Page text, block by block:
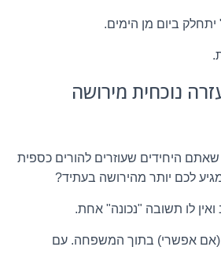
יתחלק ביום מן הימים.
נוכחית מירושה
שאתם היחידים שעוזרים להורים כספית
לכם יותר מהירושה בעתיד?
לו תשובה "נכונה" אחת.
(אם אפשרי) בתוך המשפחה. עם